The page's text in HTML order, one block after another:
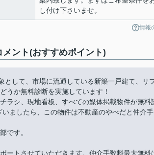
し付け下さいませ。
情報
ント(おすすめポイント)
して、市場に流通している新築一戸建て、リ
うか無料診断を実施しています！
ラシ、現地看板、すべての媒体掲載物件が無料
ましたら、この物件は不動産のやべだと仲介手
です。
ートさせていただきます。仲介手数料最大無料